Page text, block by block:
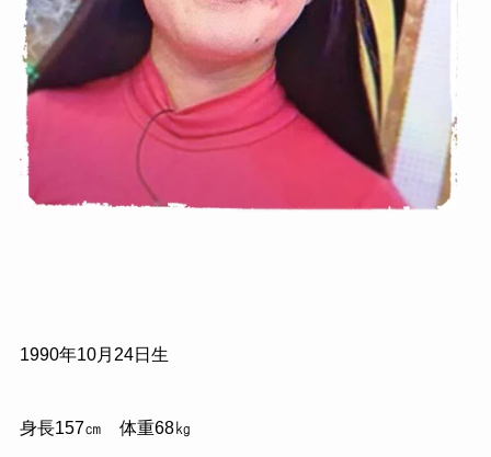
1990年10月 24日生
身長157㎝ 体重68㎏